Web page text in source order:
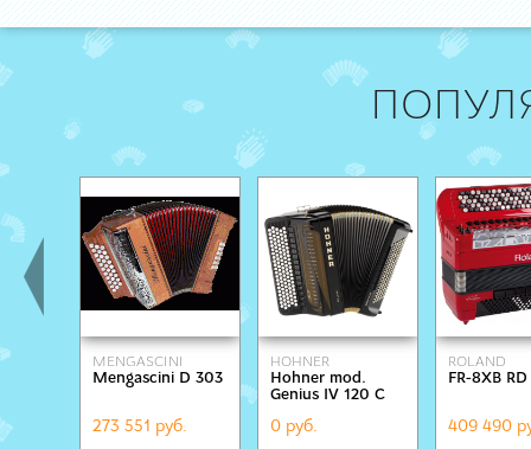
MENGASCINI
Mengascini D 303
273 551 руб.
HOHNER
Hohner mod.
Genius IV 120 C
0 руб.
ROLAND
FR-8XB RD
409 490